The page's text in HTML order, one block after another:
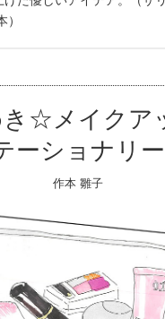
き☆メイクア
ーショナリー
作本 雛子